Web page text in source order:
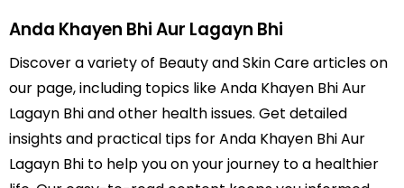
Anda Khayen Bhi Aur Lagayn Bhi
Discover a variety of Beauty and Skin Care articles on
our page, including topics like Anda Khayen Bhi Aur
Lagayn Bhi and other health issues. Get detailed
insights and practical tips for Anda Khayen Bhi Aur
Lagayn Bhi to help you on your journey to a healthier